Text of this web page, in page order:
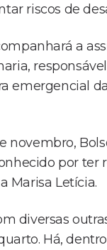
riscos de
a
emergencial
novembro,
por ter
Marisa Letícia.
diversas
Há,